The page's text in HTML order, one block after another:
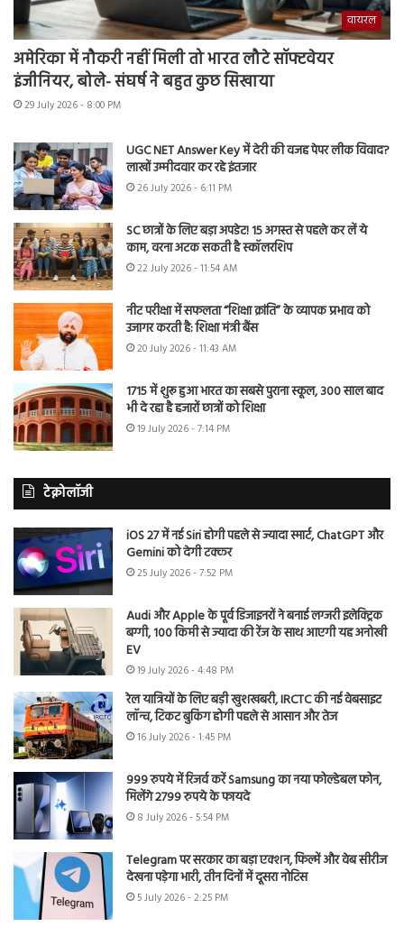
वायरल
अमेरिका में नौकरी नहीं मिली तो भारत लौटे सॉफ्टवेयर
इंजीनियर, बोले- संघर्ष ने बहुत कुछ सिखाया
29 July 2026 - 8:00 PM
UGC NET Answer Key में देरी की वजह पेपर लीक विवाद?
लाखों उम्मीदवार कर रहे इंतजार
26 July 2026 - 6:11 PM
SC छात्रों के लिए बड़ा अपडेट! 15 अगस्त से पहले कर लें ये
काम, वरना अटक सकती है स्कॉलरशिप
22 July 2026 - 11:54 AM
नीट परीक्षा में सफलता “शिक्षा क्रांति” के व्यापक प्रभाव को
उजागर करती है: शिक्षा मंत्री बैंस
20 July 2026 - 11:43 AM
1715 में शुरू हुआ भारत का सबसे पुराना स्कूल, 300 साल बाद
भी दे रहा है हजारों छात्रों को शिक्षा
19 July 2026 - 7:14 PM
टेक्नोलॉजी
iOS 27 में नई Siri होगी पहले से ज्यादा स्मार्ट, ChatGPT और
Gemini को देगी टक्कर
25 July 2026 - 7:52 PM
Audi और Apple के पूर्व डिजाइनरों ने बनाई लग्जरी इलेक्ट्रिक
बग्गी, 100 किमी से ज्यादा की रेंज के साथ आएगी यह अनोखी
EV
19 July 2026 - 4:48 PM
रेल यात्रियों के लिए बड़ी खुशखबरी, IRCTC की नई वेबसाइट
लॉन्च, टिकट बुकिंग होगी पहले से आसान और तेज
16 July 2026 - 1:45 PM
999 रुपये में रिजर्व करें Samsung का नया फोल्डेबल फोन,
मिलेंगे 2799 रुपये के फायदे
8 July 2026 - 5:54 PM
Telegram पर सरकार का बड़ा एक्शन, फिल्में और वेब सीरीज
देखना पड़ेगा भारी, तीन दिनों में दूसरा नोटिस
5 July 2026 - 2:25 PM